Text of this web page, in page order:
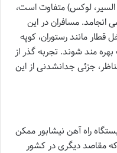
السیر، لوکس) متفاوت است،
به طول می انجامد. مسافران در این
قطار مانند رستوران، کوپه
مند شوند. تجربه گذر از
جزئی جدانشدنی از این
راه آهن نیشابور ممکن
مقاصد دیگری در کشور